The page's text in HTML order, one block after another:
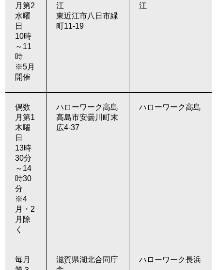
月第2
水曜
日
10時
～11
時
※5月
開催
江
東近江市八日市緑
町11-19
江
偶数
月第1
木曜
日
13時
30分
～14
時30
分
※4
月・2
月除
く
ハローワーク高島
高島市安曇川町末
広4-37
ハローワーク高島
毎月
滋賀県湖北合同庁
ハローワーク長浜